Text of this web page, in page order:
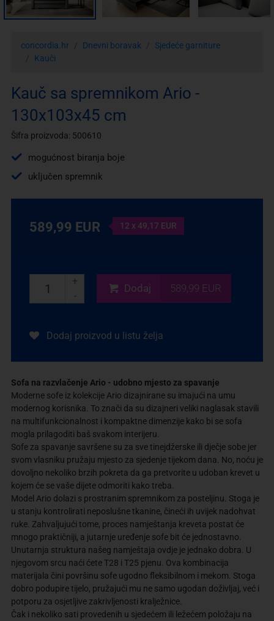
concordia.hr Dnevni boravak
Sjedeće garniture
Kauči
Kauč sa spremnikom Ario -
130x103x45 cm
Šifra proizvoda: 500610
mogućnost biranja boje
uključen spremnik
589,99 EUR 12 x 49,17 EUR
+
-
Dodaj 589,99 EUR
Dodaj proizvod u listu želja
Sofa na razvlačenje Ario - udobno mjesto za spavanje
Moderne sofe iz kolekcije Ario dizajnirane su imajući na umu
modernog korisnika. To znači da su dizajneri veliki naglasak stavili
na multifunkcionalnost i kompaktne dimenzije kako bi se sofa
mogla prilagoditi baš svakom interijeru.
Sofe za spavanje savršene su za sve tinejdžerske ili dječje sobe jer
svom vlasniku pružaju mjesto za sjedenje tijekom dana. No, noću je
dovoljno nekoliko brzih pokreta da ga pretvorite u udoban krevet u
kojem će se vaše dijete odmoriti kako treba.
Model Ario dolazi s prostranim spremnikom za posteljinu. Stoga je
u stanju kontrolirati neposlušne tkanine, čineći ih uvijek nadohvat
ruke. Zahvaljujući tome, proces namještanja kreveta postat će
mnogo praktičniji, a jutarnje uređenje sofe bit će jednostavno.
Unutarnja struktura našeg namještaja ovdje je jednako dobra. U
njegovom srcu naći ćete T28 i T25 pjenu. Ova kombinacija
materijala čini površinu sofe ugodno fleksibilnom i mekom. Stoga
dobro podupire tijelo, pružajući mu ne samo ugodan doživljaj, već i
potporu za osjetljive zakrivljenosti kralježnice.
Čak i nekoliko sati provedenih u sjedećem ili ležećem položaju na